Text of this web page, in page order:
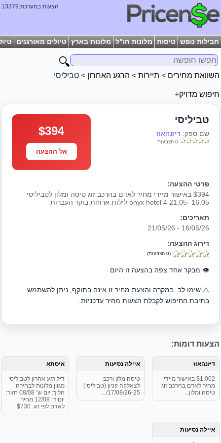
הצעות במערכת:13379
חבילות נופש טיסות מלונות חו"ל מלונות בארץ טיולים מאורגנים
🔍
השוואת מחירים > תיירות > הרגע האחרון > טביליסי
חיפוש מדויק+
טביליסי
שם ספק: דיזנהאוז
0 הצבעות
$394
אל ההצעה
פרטי ההצעה:
$394 באישור מיידי מחיר לאדם בהרכב זוג טיסה ומלון לטביליסי
16.05 -21.05 onyx hotel 4 לילות ארוחת בוקר העברות
תאריכים:
16/05/26 - 21/05/26
דירוג ההצעה:
(0 הצבעות)
👁️ מבקר אחד צפה בהצעה זו היום
⚠️ שימו לב: במקרה והצעת מחיר זו אינה בתוקף, ניתן להשתמש
בתיבת החיפוש לקבלת הצעות מחיר עדכניות.
הצעות דומות:
דיזנהאוז
$1,002 באישור מיידי
מחיר לאדם בהרכב זוג
טיסה ומלון...
איילה נסיעות
טיסה מלון ורכב
לצאלקה קניון (טביליסי)
17/08/26-25/...
איסתא
דיל רגע אחרון לטביליסי
מגוון מלונות לבחירה
הלוך: יום ש’ 08/08 חזור:
יום ד’ 12/08 מחיר
לאדם לפי זוג: $730
איילה נסיעות